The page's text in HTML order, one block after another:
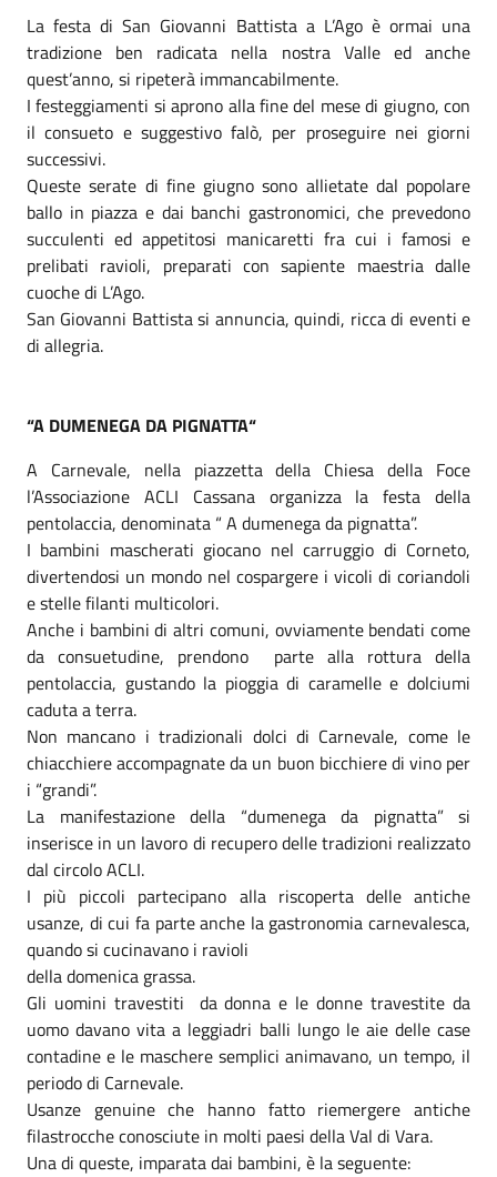
La festa di San Giovanni Battista a L’Ago è ormai una
tradizione ben radicata nella nostra Valle ed anche
quest’anno, si ripeterà immancabilmente.
I festeggiamenti si aprono alla fine del mese di giugno, con
il consueto e suggestivo falò, per proseguire nei giorni
successivi.
Queste serate di fine giugno sono allietate dal popolare
ballo in piazza e dai banchi gastronomici, che prevedono
succulenti ed appetitosi manicaretti fra cui i famosi e
prelibati ravioli, preparati con sapiente maestria dalle
cuoche di L’Ago.
San Giovanni Battista si annuncia, quindi, ricca di eventi e
di allegria.
“A DUMENEGA DA PIGNATTA“
A Carnevale, nella piazzetta della Chiesa della Foce
l’Associazione ACLI Cassana organizza la festa della
pentolaccia, denominata “ A dumenega da pignatta”.
I bambini mascherati giocano nel carruggio di Corneto,
divertendosi un mondo nel cospargere i vicoli di coriandoli
e stelle filanti multicolori.
Anche i bambini di altri comuni, ovviamente bendati come
da consuetudine, prendono parte alla rottura della
pentolaccia, gustando la pioggia di caramelle e dolciumi
caduta a terra.
Non mancano i tradizionali dolci di Carnevale, come le
chiacchiere accompagnate da un buon bicchiere di vino per
i “grandi”.
La manifestazione della “dumenega da pignatta” si
inserisce in un lavoro di recupero delle tradizioni realizzato
dal circolo ACLI.
I più piccoli partecipano alla riscoperta delle antiche
usanze, di cui fa parte anche la gastronomia carnevalesca,
quando si cucinavano i ravioli
della domenica grassa.
Gli uomini travestiti da donna e le donne travestite da
uomo davano vita a leggiadri balli lungo le aie delle case
contadine e le maschere semplici animavano, un tempo, il
periodo di Carnevale.
Usanze genuine che hanno fatto riemergere antiche
filastrocche conosciute in molti paesi della Val di Vara.
Una di queste, imparata dai bambini, è la seguente: